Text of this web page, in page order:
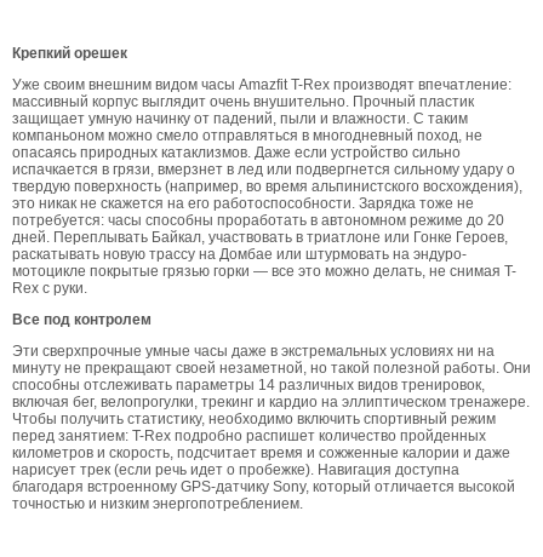
Крепкий орешек
Уже своим внешним видом часы Amazfit T-Rex производят впечатление:
массивный корпус выглядит очень внушительно. Прочный пластик
защищает умную начинку от падений, пыли и влажности. С таким
компаньоном можно смело отправляться в многодневный поход, не
опасаясь природных катаклизмов. Даже если устройство сильно
испачкается в грязи, вмерзнет в лед или подвергнется сильному удару о
твердую поверхность (например, во время альпинистского восхождения),
это никак не скажется на его работоспособности. Зарядка тоже не
потребуется: часы способны проработать в автономном режиме до 20
дней. Переплывать Байкал, участвовать в триатлоне или Гонке Героев,
раскатывать новую трассу на Домбае или штурмовать на эндуро-
мотоцикле покрытые грязью горки — все это можно делать, не снимая T-
Rex с руки.
Все под контролем
Эти сверхпрочные умные часы даже в экстремальных условиях ни на
минуту не прекращают своей незаметной, но такой полезной работы. Они
способны отслеживать параметры 14 различных видов тренировок,
включая бег, велопрогулки, трекинг и кардио на эллиптическом тренажере.
Чтобы получить статистику, необходимо включить спортивный режим
перед занятием: T-Rex подробно распишет количество пройденных
километров и скорость, подсчитает время и сожженные калории и даже
нарисует трек (если речь идет о пробежке). Навигация доступна
благодаря встроенному GPS-датчику Sony, который отличается высокой
точностью и низким энергопотреблением.